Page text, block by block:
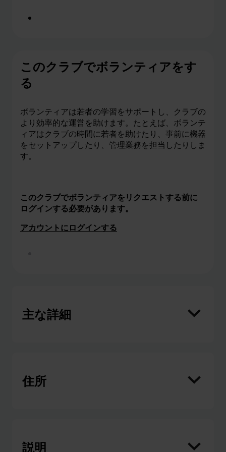
このクラブに登録する
このクラブでボランティアをす
る
ボランティアは若者の学習をサポートし、クラブの
より効率的な運営を助けます。たとえば、ボランテ
ィアはクラブの時間に若者を助けたり、事前に機器
をセットアップしたり、管理業務を担当したりしま
す。
このクラブでボランティアをリクエストする前に
ログインする必要があります。
アカウントにログインする
主な詳細
住所
説明